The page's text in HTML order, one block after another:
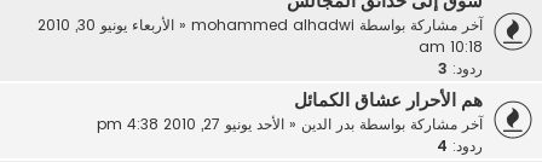
آخر مشاركة بواسطة mohammed alhadwi
«
الأربعاء يونيو 30, 2010
10:18 am
ردود: 3
هم الأحرار عشاق الكمائل
آخر مشاركة بواسطة بدر الدين« الأحد يونيو 27, 2010 4:38 pm
ردود: 4